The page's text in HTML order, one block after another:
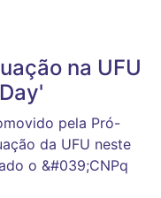
na UFU
pela Pró-
da UFU neste
o &#039;CNPq